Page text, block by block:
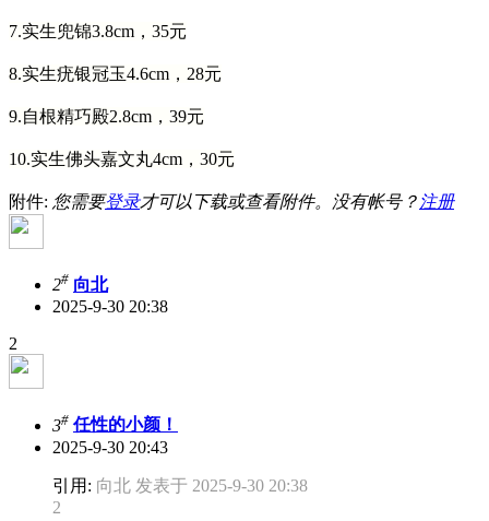
7.实生兜锦3.8cm，35元
8.实生疣银冠玉4.6cm，28元
9.自根精巧殿2.8cm，39元
10.实生佛头嘉文丸4cm，30元
附件: 您需要登录才可以下载或查看附件。没有帐号？ 注册
2# 向北
2025-9-30 20:38
2
3# 任性的小颜！
2025-9-30 20:43
引用: 向北 发表于 2025-9-30 20:38
2